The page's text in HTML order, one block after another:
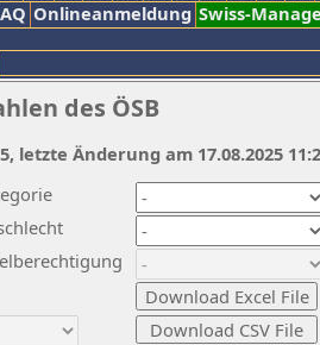
Onlineanmeldung Swiss-
des ÖSB
letzte Änderung am 17.08.2025